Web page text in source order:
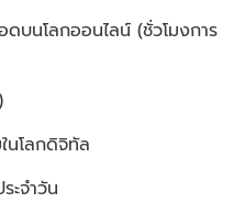
ดบนโลกออนไลน์ (ชั่วโมงการ
นโลกดิจิทัล
ะจำวัน